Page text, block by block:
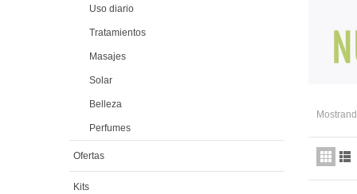
Uso diario
Tratamientos
Masajes
Solar
Belleza
Perfumes
Ofertas
Kits